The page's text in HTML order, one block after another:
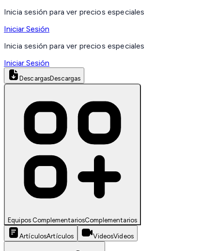
Inicia sesión para ver precios especiales
Iniciar Sesión
Inicia sesión para ver precios especiales
Iniciar Sesión
DescargasDescargas
Equipos ComplementariosComplementarios
ArtículosArtículos VideosVideos